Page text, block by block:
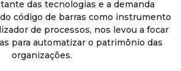
das tecnologias e a demanda
código de barras como instrumento
de processos, nos levou a focar
para automatizar o patrimônio das
organizações.